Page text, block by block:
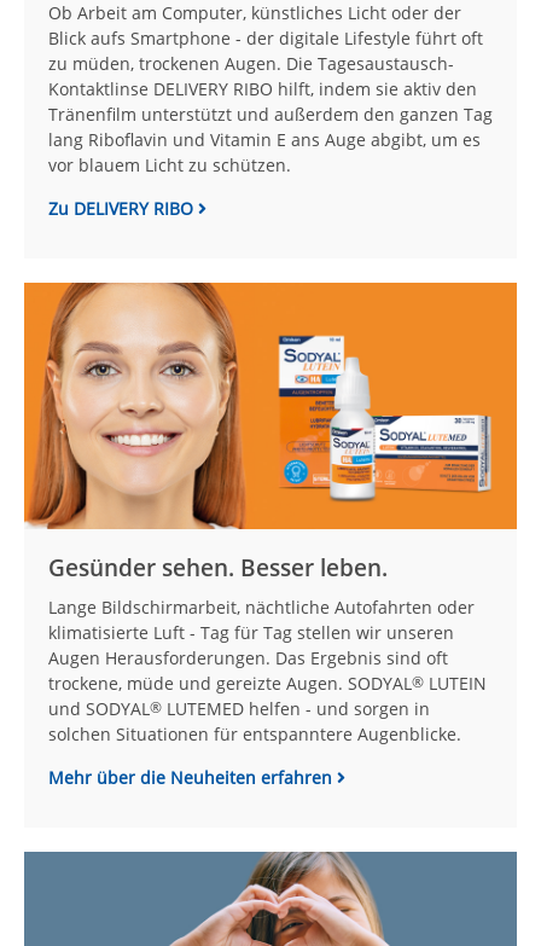
Ob Arbeit am Computer, künstliches Licht oder der
Blick aufs Smartphone - der digitale Lifestyle führt oft
zu müden, trockenen Augen. Die Tagesaustausch-
Kontaktlinse DELIVERY RIBO hilft, indem sie aktiv den
Tränenfilm unterstützt und außerdem den ganzen Tag
lang Riboflavin und Vitamin E ans Auge abgibt, um es
vor blauem Licht zu schützen.
Zu DELIVERY RIBO
Gesünder sehen. Besser leben.
Lange Bildschirmarbeit, nächtliche Autofahrten oder
klimatisierte Luft - Tag für Tag stellen wir unseren
Augen Herausforderungen. Das Ergebnis sind oft
trockene, müde und gereizte Augen. SODYAL ® LUTEIN
und SODYAL ® LUTEMED helfen - und sorgen in
solchen Situationen für entspanntere Augenblicke.
Mehr über die Neuheiten erfahren